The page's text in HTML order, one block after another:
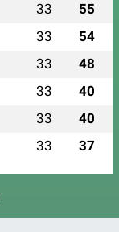
33 55
33 54
33 48
33 40
33 40
33 37